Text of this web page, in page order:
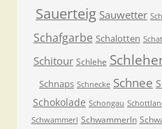
Sauerteig Sauwetter
Schafgarbe Schalotten
Schitour Schlehe
Schnaps Schnecke Schnee
Schokolade Schongau
Schwammerl Schwammerln